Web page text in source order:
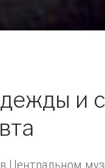
и
Центральном